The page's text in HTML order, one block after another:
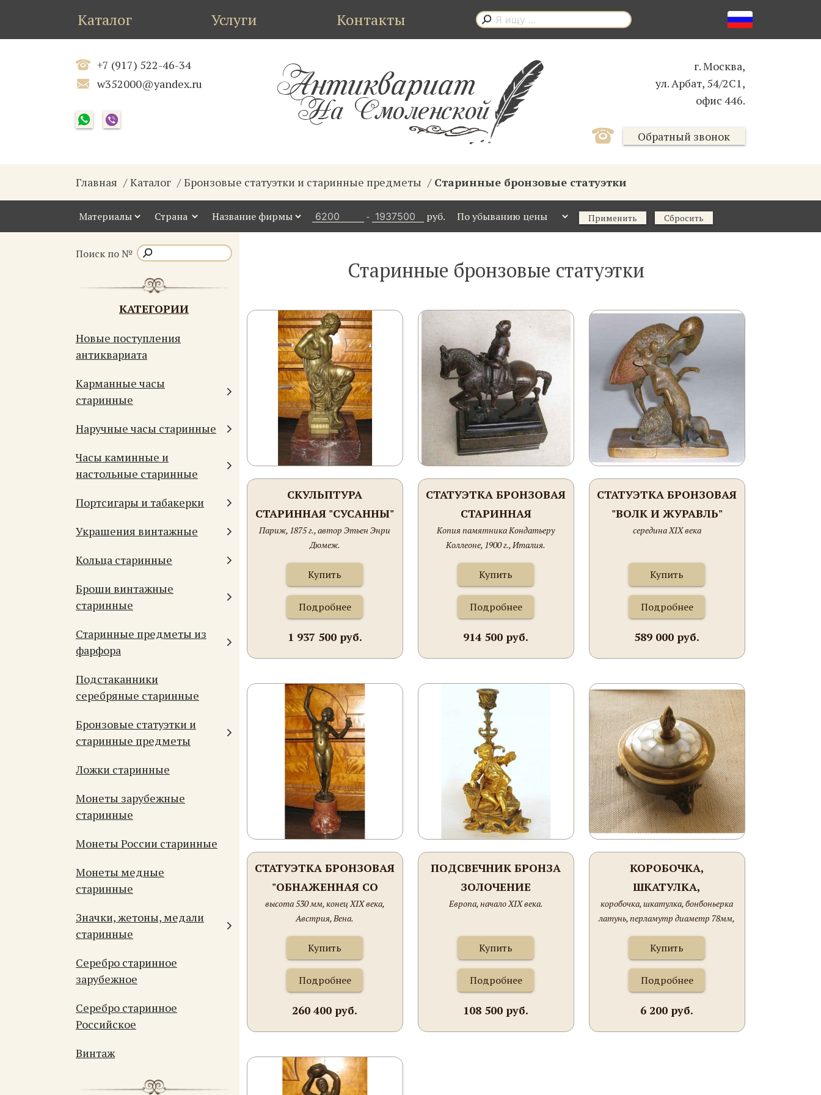
Каталог Услуги Контакты
+7 (917) 522-46-34
w352000@yandex.ru
г. Москва,
ул. Арбат, 54/2С1,
офис 446.
Обратный звонок
Главная Каталог Бронзовые статуэтки и старинные предметы Старинные бронзовые статуэтки
- руб. Применить Сбросить
Поиск по №
КАТЕГОРИИ
Новые поступления
антиквариата
Карманные часы
старинные
Наручные часы старинные
Часы каминные и
настольные старинные
Портсигары и табакерки
Украшения винтажные
Кольца старинные
Броши винтажные
старинные
Старинные предметы из
фарфора
Подстаканники
серебряные старинные
Бронзовые статуэтки и
старинные предметы
Ложки старинные
Монеты зарубежные
старинные
Монеты России старинные
Монеты медные
старинные
Значки, жетоны, медали
старинные
Серебро старинное
зарубежное
Серебро старинное
Российское
Винтаж
Старинные бронзовые статуэтки
СКУЛЬПТУРА
СТАРИННАЯ "СУСАННЫ"
АВТОРСКАЯ ОТЛИВКА
Париж, 1875 г., автор Этьен Энри
Дюмеж.
Купить
Подробнее
1 937 500 руб.
СТАТУЭТКА БРОНЗОВАЯ
СТАРИННАЯ
Копия памятника Кондатьеру
Коллеоне, 1900 г., Италия.
Купить
Подробнее
914 500 руб.
СТАТУЭТКА БРОНЗОВАЯ
"ВОЛК И ЖУРАВЛЬ"
середина XIX века
Купить
Подробнее
589 000 руб.
СТАТУЭТКА БРОНЗОВАЯ
"ОБНАЖЕННАЯ СО
ШПАГОЙ"
высота 530 мм, конец XIX века,
Австрия, Вена.
Купить
Подробнее
260 400 руб.
ПОДСВЕЧНИК БРОНЗА
ЗОЛОЧЕНИЕ
Европа, начало XIX века.
Купить
Подробнее
108 500 руб.
КОРОБОЧКА,
ШКАТУЛКА,
БОНБОНЬЕРКА ЛАТУНЬ,
ПЕРЛАМУТР ДИАМЕТР
78ММ, ВЫСОТА 79ММ.
коробочка, шкатулка, бонбоньерка
латунь, перламутр диаметр 78мм,
Купить
Подробнее
6 200 руб.